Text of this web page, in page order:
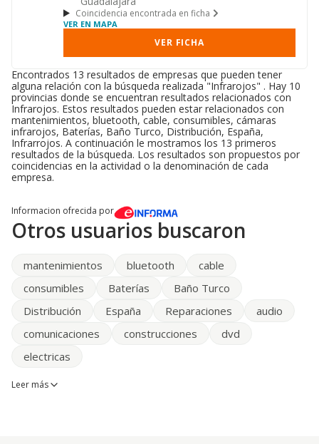
Coincidencia encontrada en ficha
VER EN MAPA
VER FICHA
Encontrados 13 resultados de empresas que pueden tener
alguna relación con la búsqueda realizada "Infrarojos" . Hay 10
provincias donde se encuentran resultados relacionados con
Infrarojos. Estos resultados pueden estar relacionados con
mantenimientos, bluetooth, cable, consumibles, cámaras
infrarojos, Baterías, Baño Turco, Distribución, España,
Infrarrojos. A continuación le mostramos los 13 primeros
resultados de la búsqueda. Los resultados son propuestos por
coincidencias en la actividad o la denominación de cada
empresa.
Informacion ofrecida por
Otros usuarios buscaron
mantenimientos bluetooth
cable
consumibles
Baterías
Baño Turco
Distribución
España Reparaciones
audio
comunicaciones
construcciones
dvd
electricas
Leer más